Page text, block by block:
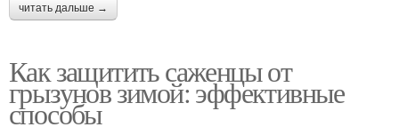
читать дальше →
Как защитить саженцы от
грызунов зимой: эффективные
способы